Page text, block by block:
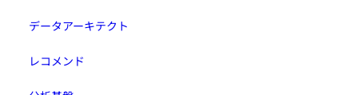
データアーキテクト
レコメンド